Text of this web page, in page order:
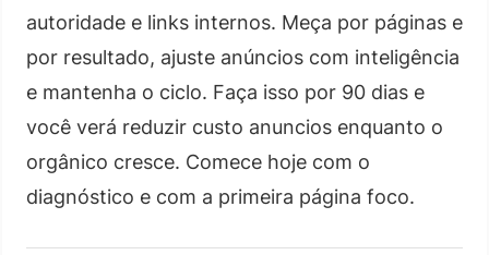
autoridade e links internos. Meça por páginas e
por resultado, ajuste anúncios com inteligência
e mantenha o ciclo. Faça isso por 90 dias e
você verá reduzir custo anuncios enquanto o
orgânico cresce. Comece hoje com o
diagnóstico e com a primeira página foco.